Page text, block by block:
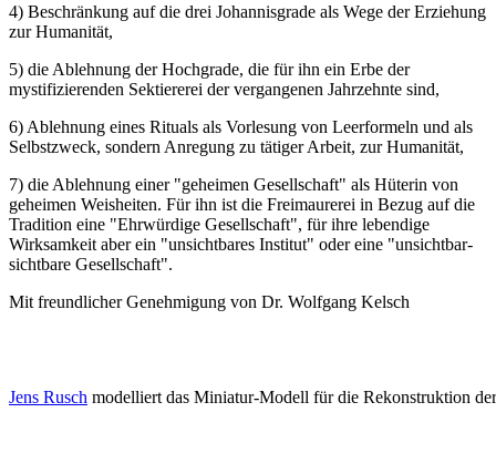
4) Beschränkung auf die drei Johannisgrade als Wege der Erziehung
zur Humanität,
5) die Ablehnung der Hochgrade, die für ihn ein Erbe der
mystifizierenden Sektiererei der vergangenen Jahrzehnte sind,
6) Ablehnung eines Rituals als Vorlesung von Leerformeln und als
Selbstzweck, sondern Anregung zu tätiger Arbeit, zur Humanität,
7) die Ablehnung einer "geheimen Gesellschaft" als Hüterin von
geheimen Weisheiten. Für ihn ist die Freimaurerei in Bezug auf die
Tradition eine "Ehrwürdige Gesellschaft", für ihre lebendige
Wirksamkeit aber ein "unsichtbares Institut" oder eine "unsichtbar-
sichtbare Gesellschaft".
Mit freundlicher Genehmigung von Dr. Wolfgang Kelsch
Jens Rusch modelliert das Miniatur-Modell für die Rekonstruktion